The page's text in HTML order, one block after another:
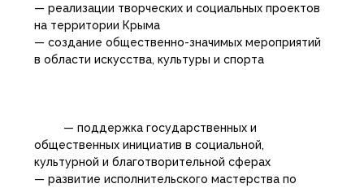
— реализации творческих и социальных проектов
на территории Крыма
— создание общественно-значимых мероприятий
в области искусства, культуры и спорта
— поддержка государственных и
общественных инициатив в социальной,
культурной и благотворительной сферах
— развитие исполнительского мастерства по